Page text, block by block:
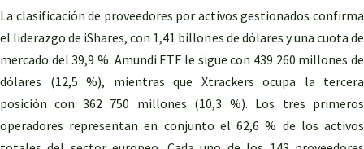
La clasificación de proveedores por activos gestionados confirma
el liderazgo de iShares, con 1,41 billones de dólares y una cuota de
mercado del 39,9 %. Amundi ETF le sigue con 439 260 millones de
dólares (12,5 %), mientras que Xtrackers ocupa la tercera
posición con 362 750 millones (10,3 %). Los tres primeros
operadores representan en conjunto el 62,6 % de los activos